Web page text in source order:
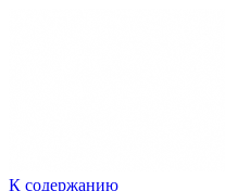
К содержанию